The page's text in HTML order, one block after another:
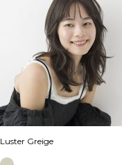
Luster Greige